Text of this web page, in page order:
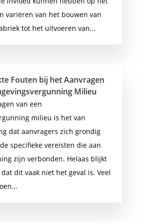
variëren van het bouwen van
tot het uitvoeren van...
Fouten bij het Aanvragen
Milieu
van een
milieu is het van
dat aanvragers zich grondig
specifieke vereisten die aan
zijn verbonden. Helaas blijkt
dit vaak niet het geval is. Veel